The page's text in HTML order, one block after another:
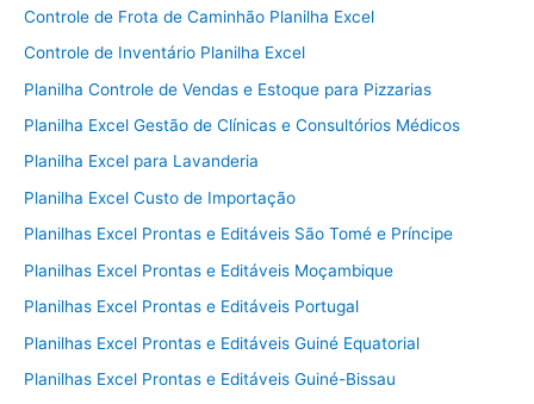
Controle de Frota de Caminhão Planilha Excel
Controle de Inventário Planilha Excel
Planilha Controle de Vendas e Estoque para Pizzarias
Planilha Excel Gestão de Clínicas e Consultórios Médicos
Planilha Excel para Lavanderia
Planilha Excel Custo de Importação
Planilhas Excel Prontas e Editáveis São Tomé e Príncipe
Planilhas Excel Prontas e Editáveis Moçambique
Planilhas Excel Prontas e Editáveis Portugal
Planilhas Excel Prontas e Editáveis Guiné Equatorial
Planilhas Excel Prontas e Editáveis Guiné-Bissau